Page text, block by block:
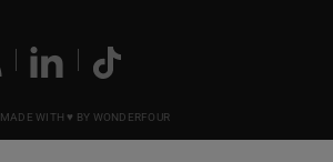
MADE WITH ♥ BY WONDERFOUR